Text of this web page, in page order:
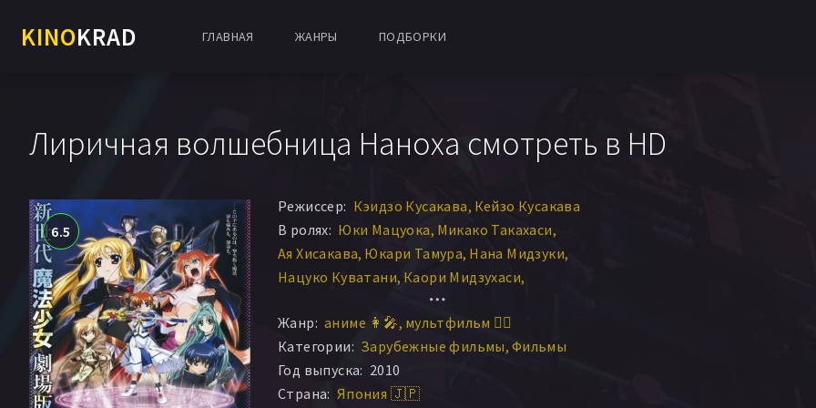
KINOKRAD ГЛАВНАЯ ЖАНРЫ ПОДБОРКИ
Лиричная волшебница Наноха смотреть в HD
6.5
Режиссер: Кэидзо Кусакава Кейзо Кусакава
В ролях: Юки Мацуока Микако Такахаси
Ая Хисакава Юкари Тамура Нана Мидзуки
Нацуко Куватани Каори Мидзухаси
Донна Бурк
Кевин Дж. Инглэнд Рэй Игараси
Каори Мизухаши
Жанр: аниме 👩‍🎤 мультфильм 🧚‍♀️
Категории: Зарубежные фильмы Фильмы
Год выпуска: 2010
Страна: Япония 🇯🇵